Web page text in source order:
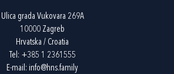
Ulica grada Vukovara 269A
10000 Zagreb
Hrvatska / Croatia
Tel: +385 1 2361555
E-mail: info@hns.family